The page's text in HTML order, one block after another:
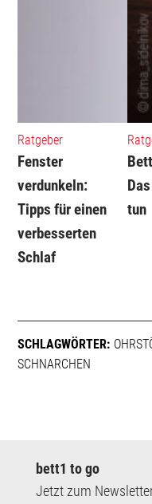
Ratgeber
Fenster
verdunkeln:
Tipps für einen
verbesserten
Schlaf
tun
SCHLAGWÖRTER:
SCHNARCHEN
bett1 to go
Jetzt zum